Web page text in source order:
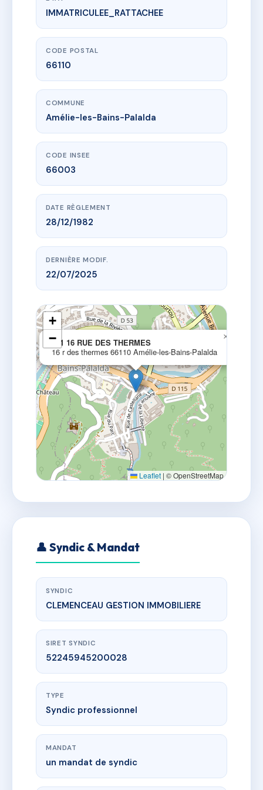
www.vme.plus/AC6433957
251 16 RUE DES THERMES
16 r des thermes66110 Amélie-les-Bains-Palalda
IMMATRICULEE_RATTACHEE
CODE POSTAL
66110
COMMUNE
Amélie-les-Bains-Palalda
CODE INSEE
66003
DATE RÈGLEMENT
28/12/1982
DERNIÈRE MODIF.
22/07/2025
251 16 RUE DES THERMES
16 r des thermes 66110 Amélie-les-Bains-Palalda
×
+
−
Leaflet | © OpenStreetMap
👤 Syndic & Mandat
SYNDIC
CLEMENCEAU GESTION IMMOBILIERE
SIRET SYNDIC
52245945200028
TYPE
Syndic professionnel
MANDAT
un mandat de syndic